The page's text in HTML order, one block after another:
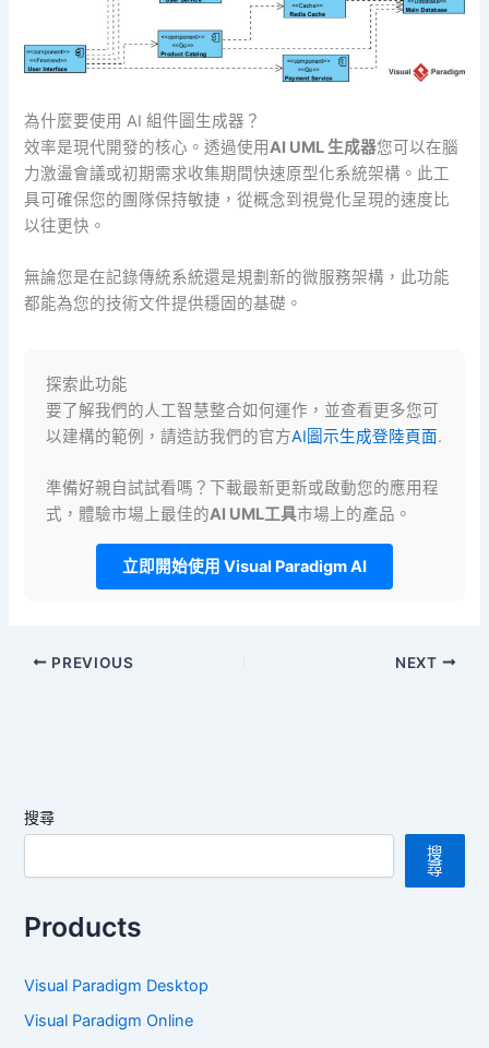
為什麼要使用 AI 組件圖生成器？
效率是現代開發的核心。透過使用AI UML 生成器您可以在腦
力激盪會議或初期需求收集期間快速原型化系統架構。此工
具可確保您的團隊保持敏捷，從概念到視覺化呈現的速度比
以往更快。
無論您是在記錄傳統系統還是規劃新的微服務架構，此功能
都能為您的技術文件提供穩固的基礎。
探索此功能
要了解我們的人工智慧整合如何運作，並查看更多您可
以建構的範例，請造訪我們的官方AI圖示生成登陸頁面.
準備好親自試試看嗎？下載最新更新或啟動您的應用程
式，體驗市場上最佳的AI UML工具市場上的產品。
立即開始使用 Visual Paradigm AI
PREVIOUS NEXT
搜尋
搜
尋
Products
Visual Paradigm Desktop
Visual Paradigm Online